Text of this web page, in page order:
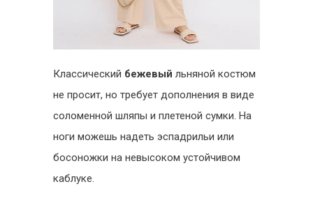
Классический бежевый льняной костюм
не просит, но требует дополнения в виде
соломенной шляпы и плетеной сумки. На
ноги можешь надеть эспадрильи или
босоножки на невысоком устойчивом
каблуке.